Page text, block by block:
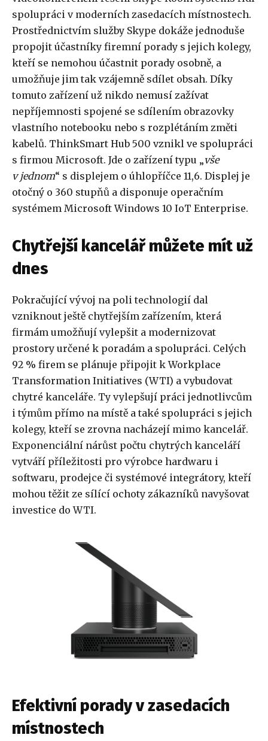
spolupráci v moderních zasedacích místnostech.
Prostřednictvím služby Skype dokáže jednoduše
propojit účastníky firemní porady s jejich kolegy,
kteří se nemohou účastnit porady osobně, a
umožňuje jim tak vzájemně sdílet obsah. Díky
tomuto zařízení už nikdo nemusí zažívat
nepříjemnosti spojené se sdílením obrazovky
vlastního notebooku nebo s rozplétáním změti
kabelů. ThinkSmart Hub 500 vznikl ve spolupráci
s firmou Microsoft. Jde o zařízení typu „vše
v jednom“ s displejem o úhlopříčce 11,6. Displej je
otočný o 360 stupňů a disponuje operačním
systémem Microsoft Windows 10 IoT Enterprise.
Chytřejší kancelář můžete mít už
dnes
Pokračující vývoj na poli technologií dal
vzniknout ještě chytřejším zařízením, která
firmám umožňují vylepšit a modernizovat
prostory určené k poradám a spolupráci. Celých
92 % firem se plánuje připojit k Workplace
Transformation Initiatives (WTI) a vybudovat
chytré kanceláře. Ty vylepšují práci jednotlivcům
i týmům přímo na místě a také spolupráci s jejich
kolegy, kteří se zrovna nacházejí mimo kancelář.
Exponenciální nárůst počtu chytrých kanceláří
vytváří příležitosti pro výrobce hardwaru i
softwaru, prodejce či systémové integrátory, kteří
mohou těžit ze sílící ochoty zákazníků navyšovat
investice do WTI.
Efektivní porady v zasedacích
místnostech